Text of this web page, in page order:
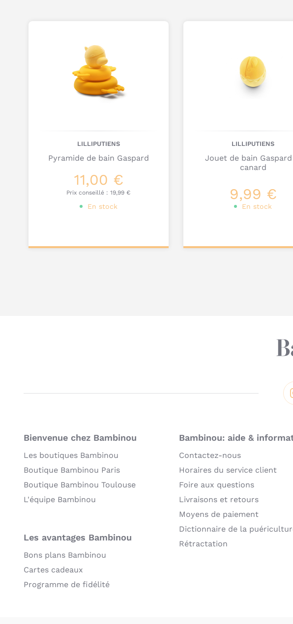
LILLIPUTIENS
Pyramide de bain Gaspard
11,00 €
Prix conseillé :19,99 €
En stock
LILLIPUTIENS
Jouet de bain
canard
9,99 €
En stock
Bienvenue chez Bambinou
Les boutiques Bambinou
Boutique Bambinou Paris
Boutique Bambinou Toulouse
L'équipe Bambinou
Les avantages Bambinou
Bons plans Bambinou
Cartes cadeaux
Programme de fidélité
Bambinou: aide &
Contactez-nous
Horaires du service client
Foire aux questions
Livraisons et retours
Moyens de paiement
Dictionnaire de la
Rétractation